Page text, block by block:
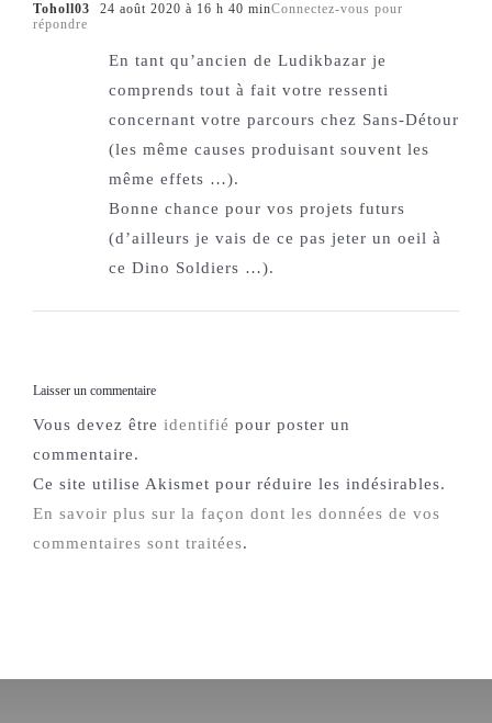
Toholl03 24 août 2020 à 16 h 40 minConnectez-vous pour
répondre
En tant qu’ancien de Ludikbazar je
comprends tout à fait votre ressenti
concernant votre parcours chez Sans-Détour
(les même causes produisant souvent les
même effets …).
Bonne chance pour vos projets futurs
(d’ailleurs je vais de ce pas jeter un oeil à
ce Dino Soldiers …).
Laisser un commentaire
Vous devez être identifié pour poster un
commentaire.
Ce site utilise Akismet pour réduire les indésirables.
En savoir plus sur la façon dont les données de vos
commentaires sont traitées.